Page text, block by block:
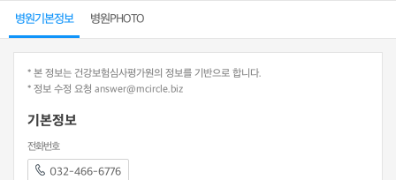
병원기본정보 병원PHOTO
* 본 정보는 건강보험심사평가원의 정보를 기반으로 합니다.
* 정보 수정 요청 answer@mcircle.biz
기본정보
전화번호
032-466-6776